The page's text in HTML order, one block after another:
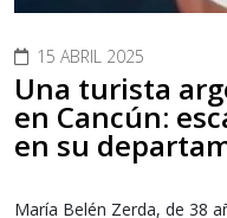
15 ABRIL 2025
Una turista
en Cancún:
en su
María Belén Zerda, de 38